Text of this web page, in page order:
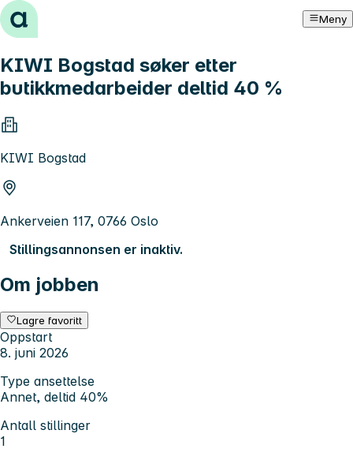
Hopp til innhold Meny
KIWI Bogstad søker etter
butikkmedarbeider deltid 40 %
KIWI Bogstad
Ankerveien 117, 0766 Oslo
Stillingsannonsen er inaktiv.
Om jobben
Lagre favoritt
Oppstart
8. juni 2026
Type ansettelse
Annet, deltid 40%
Antall stillinger
1